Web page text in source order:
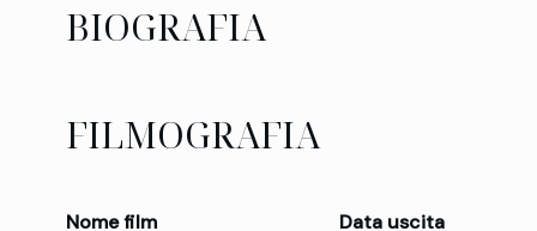
BIOGRAFIA
FILMOGRAFIA
Nome film Data uscita